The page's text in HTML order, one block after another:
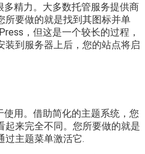
精力。大多数托管服务提供商
所要做的就是找到其图标并单
，但这是一个较长的过程，
装到服务器上后，您的站点将启
用。借助简化的主题系统，您
起来完全不同。您所要做的就是
过主题菜单激活它.